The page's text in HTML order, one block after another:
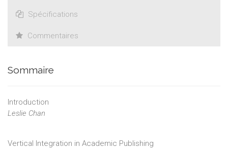
Spécifications
Commentaires
Sommaire
Introduction
Leslie Chan
Vertical Integration in Academic Publishing